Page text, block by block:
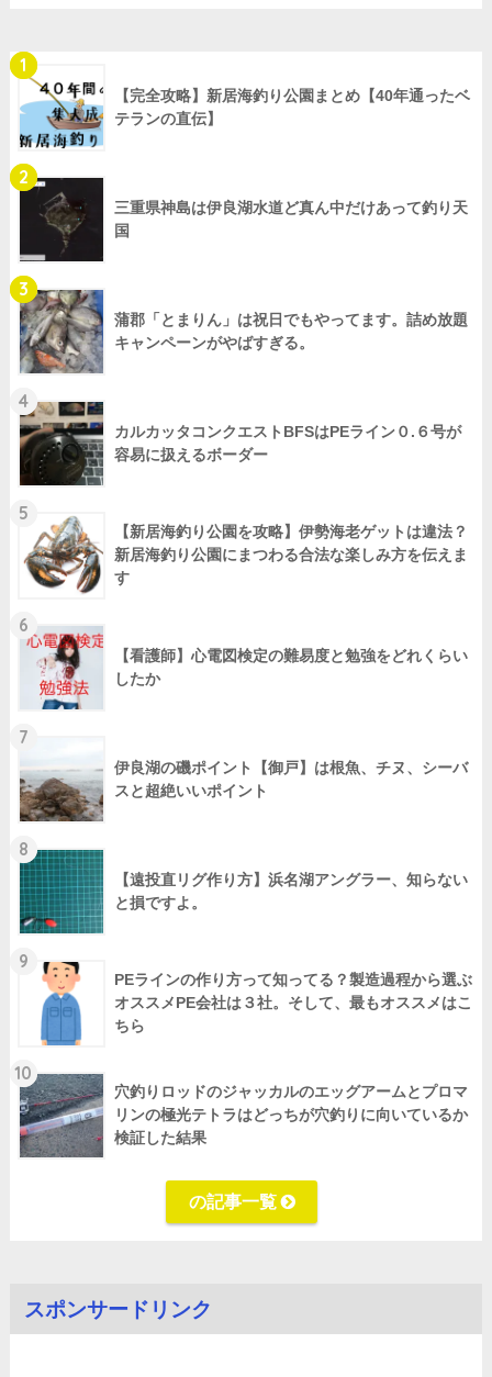
1
【完全攻略】新居海釣り公園まとめ【40年通ったベ
テランの直伝】
2
三重県神島は伊良湖水道ど真ん中だけあって釣り天
国
3
蒲郡「とまりん」は祝日でもやってます。詰め放題
キャンペーンがやばすぎる。
4
カルカッタコンクエストBFSはPEライン０.６号が
容易に扱えるボーダー
5
【新居海釣り公園を攻略】伊勢海老ゲットは違法？
新居海釣り公園にまつわる合法な楽しみ方を伝えま
す
6
【看護師】心電図検定の難易度と勉強をどれくらい
したか
7
伊良湖の磯ポイント【御戸】は根魚、チヌ、シーバ
スと超絶いいポイント
8
【遠投直リグ作り方】浜名湖アングラー、知らない
と損ですよ。
9
PEラインの作り方って知ってる？製造過程から選ぶ
オススメPE会社は３社。そして、最もオススメはこ
ちら
10
穴釣りロッドのジャッカルのエッグアームとプロマ
リンの極光テトラはどっちが穴釣りに向いているか
検証した結果
の記事一覧
スポンサードリンク